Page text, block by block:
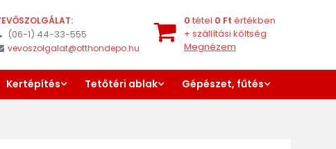
(06-1) 44-33-555
vevoszolgalat@otthondepo.hu
0 tétel 0 Ft értékben
+ szállítási költség
Megnézem
Kertépítés Tetőtéri ablak
Gépészet, fűtés